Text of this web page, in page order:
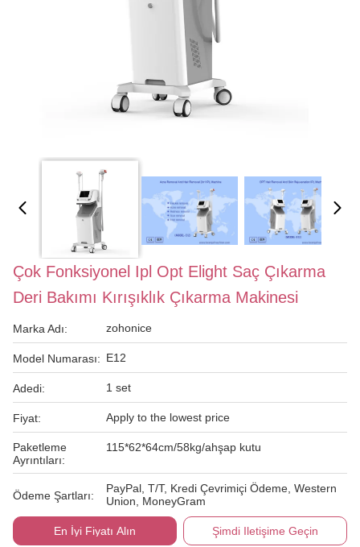
Çok Fonksiyonel Ipl Opt Elight Saç Çıkarma
Deri Bakımı Kırışıklık Çıkarma Makinesi
Marka Adı: zohonice
Model Numarası: E12
Adedi: 1 set
Fiyat: Apply to the lowest price
Paketleme
Ayrıntıları:
115*62*64cm/58kg/ahşap kutu
Ödeme Şartları:
PayPal, T/T, Kredi Çevrimiçi Ödeme, Western
Union, MoneyGram
En İyi Fiyatı Alın Şimdi Iletişime Geçin